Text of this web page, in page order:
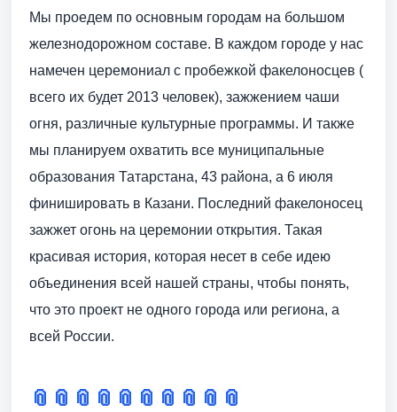
Мы проедем по основным городам на большом
железнодорожном составе. В каждом городе у нас
намечен церемониал с пробежкой факелоносцев (
всего их будет 2013 человек), зажжением чаши
огня, различные культурные программы. И также
мы планируем охватить все муниципальные
образования Татарстана, 43 района, а 6 июля
финишировать в Казани. Последний факелоносец
зажжет огонь на церемонии открытия. Такая
красивая история, которая несет в себе идею
объединения всей нашей страны, чтобы понять,
что это проект не одного города или региона, а
всей России.
📎 📎 📎 📎 📎 📎 📎 📎 📎 📎